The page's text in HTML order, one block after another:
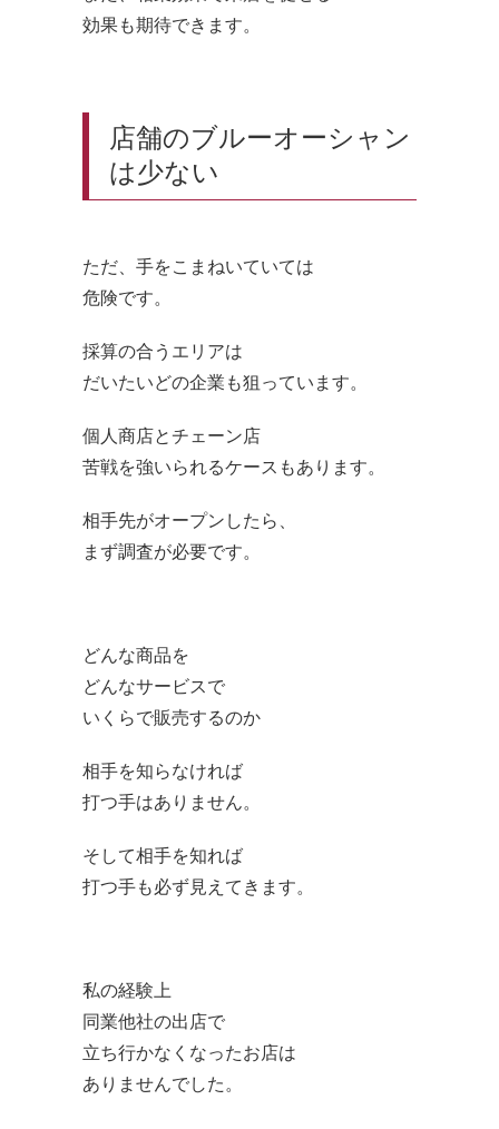
効果も期待できます。
店舗のブルーオーシャン
は少ない
ただ、手をこまねいていては
危険です。
採算の合うエリアは
だいたいどの企業も狙っています。
個人商店とチェーン店
苦戦を強いられるケースもあります。
相手先がオープンしたら、
まず調査が必要です。
どんな商品を
どんなサービスで
いくらで販売するのか
相手を知らなければ
打つ手はありません。
そして相手を知れば
打つ手も必ず見えてきます。
私の経験上
同業他社の出店で
立ち行かなくなったお店は
ありませんでした。